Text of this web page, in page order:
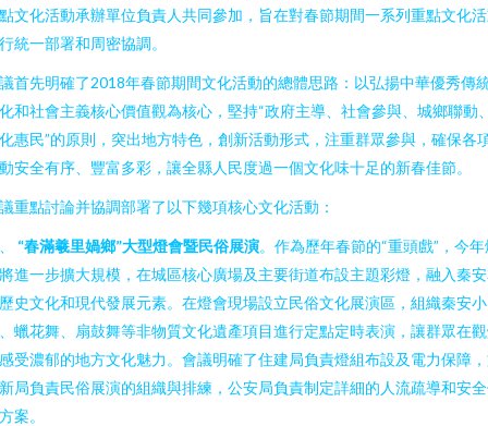
文化活動承辦單位負責人共同參加，旨在對春節期間一系列重點文化
統一部署和周密協調。
首先明確了2018年春節期間文化活動的總體思路：以弘揚中華優秀傳
和社會主義核心價值觀為核心，堅持“政府主導、社會參與、城鄉聯動
惠民”的原則，突出地方特色，創新活動形式，注重群眾參與，確保各
安全有序、豐富多彩，讓全縣人民度過一個文化味十足的新春佳節。
重點討論并協調部署了以下幾項核心文化活動：
“春滿羲里媧鄉”大型燈會暨民俗展演。作為歷年春節的“重頭戲”，今
進一步擴大規模，在城區核心廣場及主要街道布設主題彩燈，融入秦
史文化和現代發展元素。在燈會現場設立民俗文化展演區，組織秦安小
蠟花舞、扇鼓舞等非物質文化遺產項目進行定點定時表演，讓群眾在
受濃郁的地方文化魅力。會議明確了住建局負責燈組布設及電力保障
局負責民俗展演的組織與排練，公安局負責制定詳細的人流疏導和安
案。